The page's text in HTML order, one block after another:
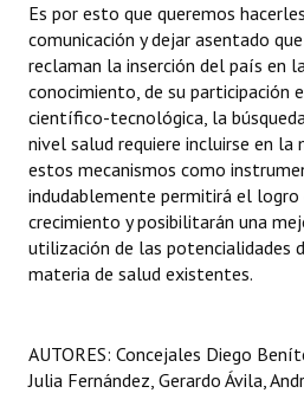
Es por esto que queremos
comunicación y dejar asentado
reclaman la inserción del país en
conocimiento, de su participación
científico-tecnológica, la
nivel salud requiere incluirse en la
estos mecanismos como
indudablemente permitirá el logro
crecimiento y posibilitarán una
utilización de las potencialidades
materia de salud existentes.
AUTORES: Concejales Diego
Julia Fernández, Gerardo Ávila,